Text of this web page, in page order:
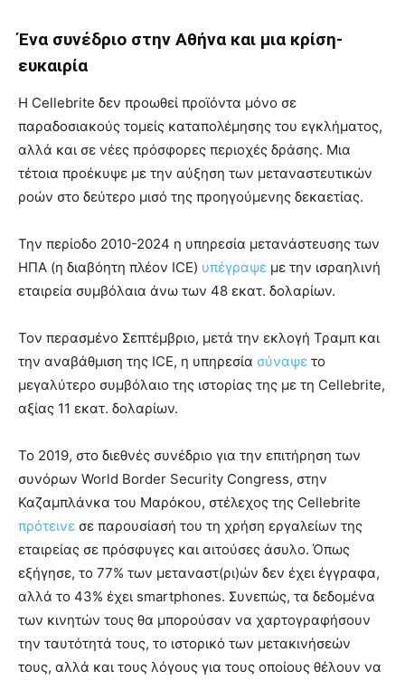
Ένα συνέδριο στην Αθήνα και μια κρίση-
ευκαιρία
Η Cellebrite δεν προωθεί προϊόντα μόνο σε
παραδοσιακούς τομείς καταπολέμησης του εγκλήματος,
αλλά και σε νέες πρόσφορες περιοχές δράσης. Μια
τέτοια προέκυψε με την αύξηση των μεταναστευτικών
ροών στο δεύτερο μισό της προηγούμενης δεκαετίας.
Την περίοδο 2010-2024 η υπηρεσία μετανάστευσης των
ΗΠΑ (η διαβόητη πλέον ICE) υπέγραψε με την ισραηλινή
εταιρεία συμβόλαια άνω των 48 εκατ. δολαρίων.
Τον περασμένο Σεπτέμβριο, μετά την εκλογή Τραμπ και
την αναβάθμιση της ICE, η υπηρεσία σύναψε το
μεγαλύτερο συμβόλαιο της ιστορίας της με τη Cellebrite,
αξίας 11 εκατ. δολαρίων.
Το 2019, στο διεθνές συνέδριο για την επιτήρηση των
συνόρων World Border Security Congress, στην
Καζαμπλάνκα του Μαρόκου, στέλεχος της Cellebrite
πρότεινε σε παρουσίασή του τη χρήση εργαλείων της
εταιρείας σε πρόσφυγες και αιτούσες άσυλο. Όπως
εξήγησε, το 77% των μεταναστ(ρι)ών δεν έχει έγγραφα,
αλλά το 43% έχει smartphones. Συνεπώς, τα δεδομένα
των κινητών τους θα μπορούσαν να χαρτογραφήσουν
την ταυτότητά τους, το ιστορικό των μετακινήσεών
τους, αλλά και τους λόγους για τους οποίους θέλουν να